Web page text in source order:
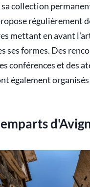
sa collection
régulièrement
mettant en avant
ses formes. Des
conférences et des
également